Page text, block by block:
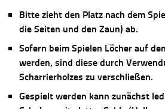
Bitte zieht den Platz nach dem
die Seiten und den Zaun) ab.
Sofern beim Spielen Löcher auf
werden, sind diese durch
Scharrierholzes zu verschließen.
Gespielt werden kann zunächst